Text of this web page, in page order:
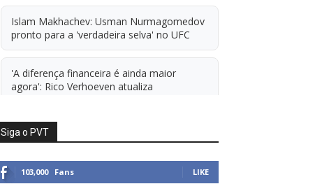
Islam Makhachev: Usman Nurmagomedov
pronto para a 'verdadeira selva' no UFC
'A diferença financeira é ainda maior
agora': Rico Verhoeven atualiza
para Michael Morales simplesmente ficar
sentado esperando. E ainda cutuca Prates
Siga o PVT
103,000 Fans LIKE